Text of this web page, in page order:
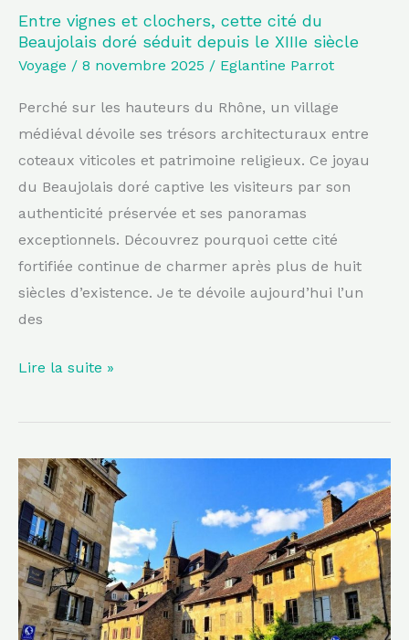
Entre vignes et clochers, cette cité du
Beaujolais doré séduit depuis le XIIIe siècle
Voyage / 8 novembre 2025 / Eglantine Parrot
Perché sur les hauteurs du Rhône, un village
médiéval dévoile ses trésors architecturaux entre
coteaux viticoles et patrimoine religieux. Ce joyau
du Beaujolais doré captive les visiteurs par son
authenticité préservée et ses panoramas
exceptionnels. Découvrez pourquoi cette cité
fortifiée continue de charmer après plus de huit
siècles d’existence. Je te dévoile aujourd’hui l’un
des
depuis
le
XIIIe
Lire la suite »
Entre
pierres
blondes
et
ruelles
ombragées,
ce